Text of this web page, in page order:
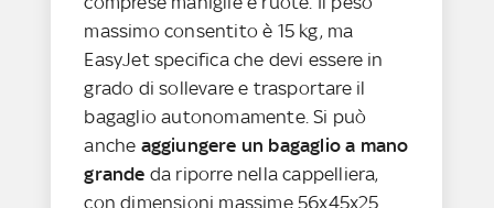
massimo consentito è 15 kg, ma
EasyJet specifica che devi essere in
grado di sollevare e trasportare il
bagaglio autonomamente. Si può
anche aggiungere un bagaglio a mano
grande da riporre nella cappelliera,
con dimensioni massime 56x45x25